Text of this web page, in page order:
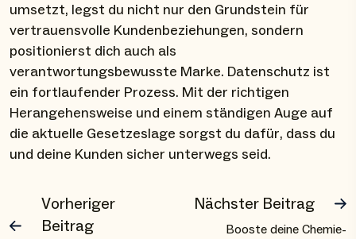
umsetzt, legst du nicht nur den Grundstein für
vertrauensvolle Kundenbeziehungen, sondern
positionierst dich auch als
verantwortungsbewusste Marke. Datenschutz ist
ein fortlaufender Prozess. Mit der richtigen
Herangehensweise und einem ständigen Auge auf
die aktuelle Gesetzeslage sorgst du dafür, dass du
und deine Kunden sicher unterwegs seid.
Vorheriger
Beitrag
Nächster Beitrag
Booste deine Chemie-